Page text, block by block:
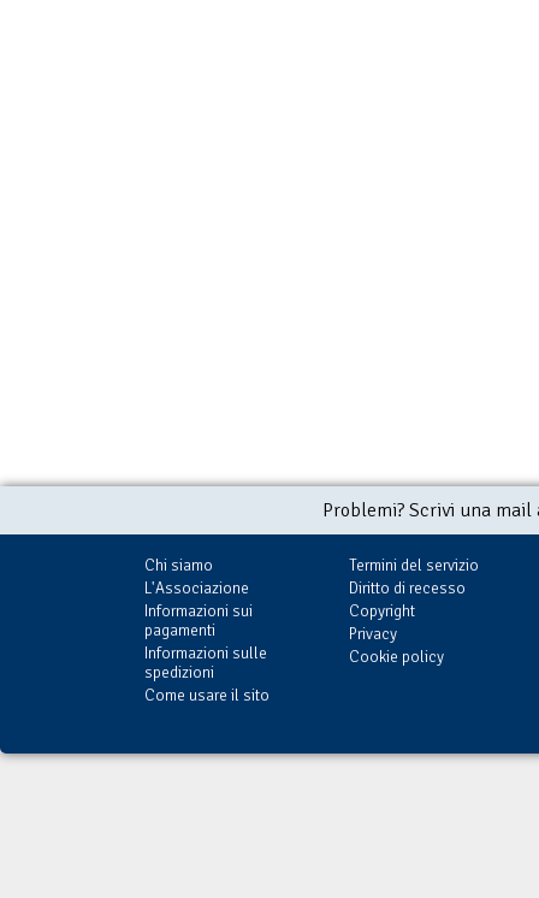
Problemi? Scrivi una
Chi siamo
L'Associazione
Informazioni sui
pagamenti
Informazioni sulle
spedizioni
Come usare il sito
Termini del servizio
Diritto di recesso
Copyright
Privacy
Cookie policy